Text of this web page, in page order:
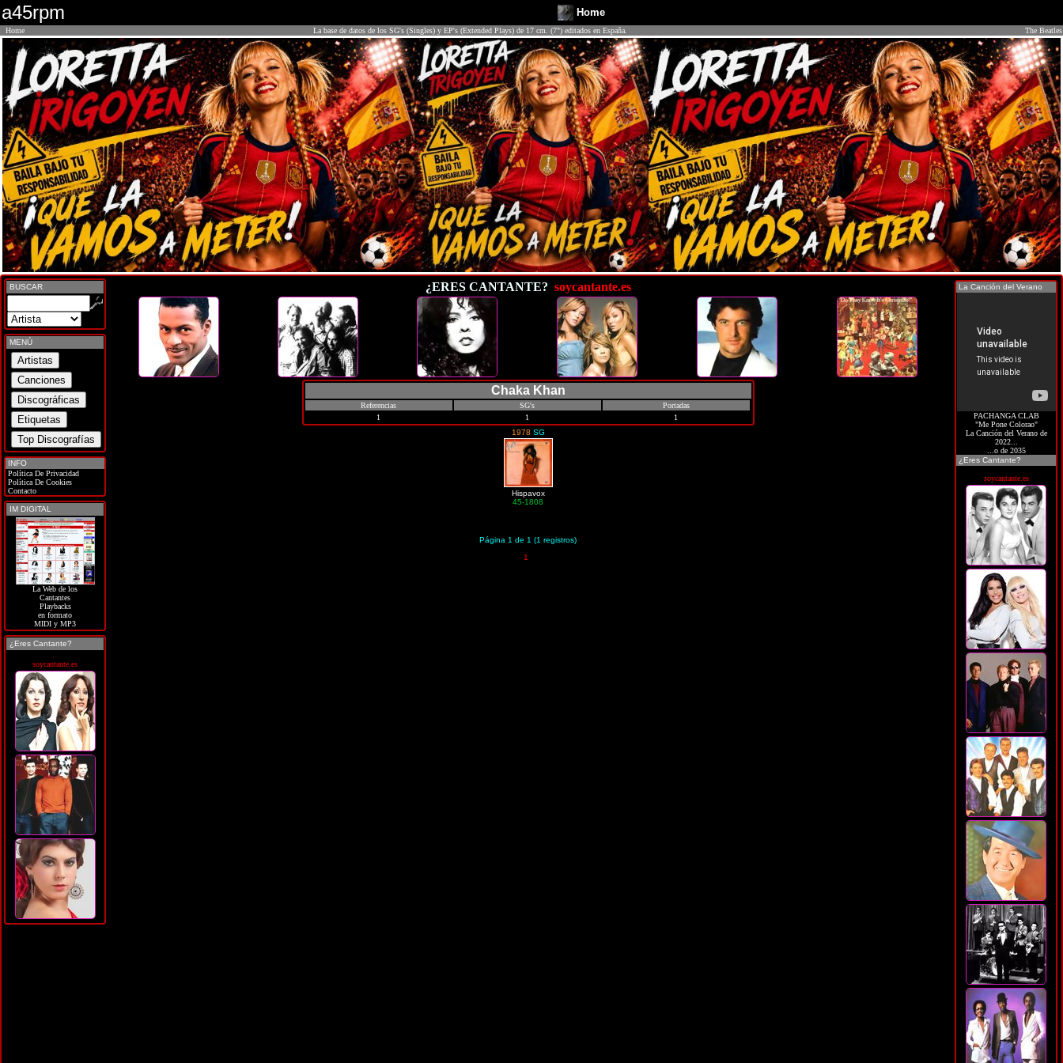
a45rpm Home
Home La base de datos de los SG's (Singles) y EP's (Extended Plays) de 17 cm. (7") editados en España. The Beatles
BUSCAR
MENÚ
INFO
Política De Privacidad
Política De Cookies
Contacto
IM DIGITAL
La Web de los
Cantantes
Playbacks
en formato
MIDI y MP3
¿Eres Cantante?
soycantante.es
¿ERES CANTANTE? soycantante.es
Chaka Khan
Referencias SG's
Portadas
1
1
1
1978 SG
Hispavox
45-1808
Página 1 de 1 (1 registros)
1
La Canción del Verano
PACHANGA CLAB
"Me Pone Colorao"
La Canción del Verano de
2022...
...o de 2035
¿Eres Cantante?
soycantante.es